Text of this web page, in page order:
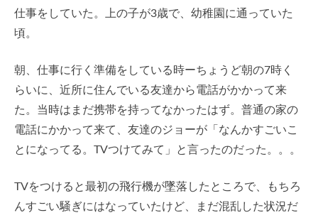
仕事をしていた。上の子が3歳で、幼稚園に通っていた
頃。
朝、仕事に行く準備をしている時ーちょうど朝の7時く
らいに、近所に住んでいる友達から電話がかかって来
た。当時はまだ携帯を持ってなかったはず。普通の家の
電話にかかって来て、友達のジョーが「なんかすごいこ
とになってる。TVつけてみて」と言ったのだった。。。
TVをつけると最初の飛行機が墜落したところで、もちろ
んすごい騒ぎにはなっていたけど、まだ混乱した状況だ